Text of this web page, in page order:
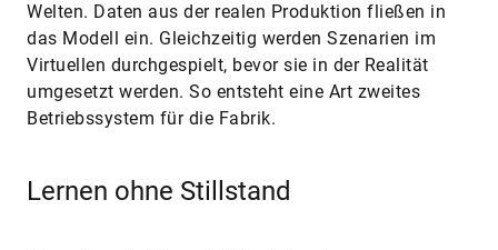
Welten. Daten aus der realen Produktion fließen in
das Modell ein. Gleichzeitig werden Szenarien im
Virtuellen durchgespielt, bevor sie in der Realität
umgesetzt werden. So entsteht eine Art zweites
Betriebssystem für die Fabrik.
Lernen ohne Stillstand